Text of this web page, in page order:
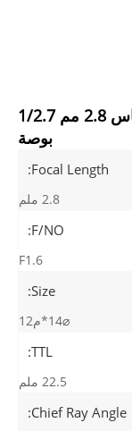
عدسة CCTV قياسية M12 F1.6 مقاس 2.8 مم 1/2.7
بوصة
Focal Length:
2.8 ملم
F/NO:
F1.6
Size:
⌀14*م12
TTL:
22.5 ملم
Chief Ray Angle: